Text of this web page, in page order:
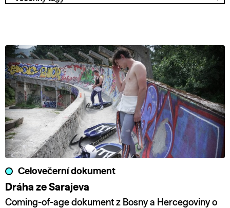
Celovečerní dokument
Dráha ze Sarajeva
Coming-of-age dokument z Bosny a Hercegoviny o